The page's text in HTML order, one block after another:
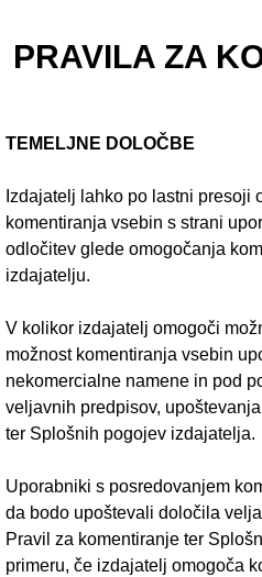
PRAVILA ZA
TEMELJNE DOLOČBE
Izdajatelj lahko po lastni presoji
komentiranja vsebin s strani
odločitev glede omogočanja
izdajatelju.
V kolikor izdajatelj omogoči
možnost komentiranja vsebin
nekomercialne namene in pod
veljavnih predpisov,
ter Splošnih pogojev izdajatelja.
Uporabniki s posredovanjem
da bodo upoštevali določila
Pravil za komentiranje ter
primeru, če izdajatelj omogoča